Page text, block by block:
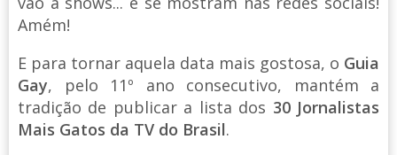
Amém!
E para tornar aquela data mais gostosa, o Guia
Gay, pelo 11º ano consecutivo, mantém a
tradição de publicar a lista dos 30 Jornalistas
Mais Gatos da TV do Brasil.